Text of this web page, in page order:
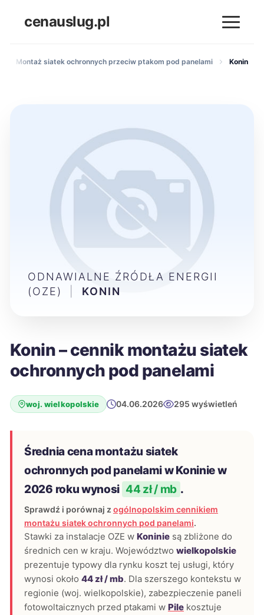
cenauslug.pl
Montaż siatek ochronnych przeciw ptakom pod panelami Konin
Konin – cennik montażu siatek
ochronnych pod panelami
woj. wielkopolskie 04.06.2026 295 wyświetleń
Średnia cena montażu siatek
ochronnych pod panelami w Koninie w
2026 roku wynosi 44 zł / mb .
Sprawdź i porównaj z ogólnopolskim cennikiem
montażu siatek ochronnych pod panelami.
Stawki za instalacje OZE w Koninie są zbliżone do
średnich cen w kraju. Województwo wielkopolskie
prezentuje typowy dla rynku koszt tej usługi, który
wynosi około 44 zł / mb. Dla szerszego kontekstu w
regionie (woj. wielkopolskie), zabezpieczenie paneli
fotowoltaicznych przed ptakami w Pile kosztuje
ODNAWIALNE ŹRÓDŁA ENERGII
(OZE)
KONIN